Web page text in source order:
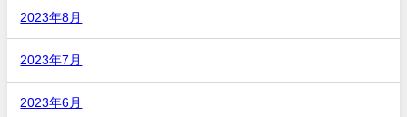
2023年8月
2023年7月
2023年6月